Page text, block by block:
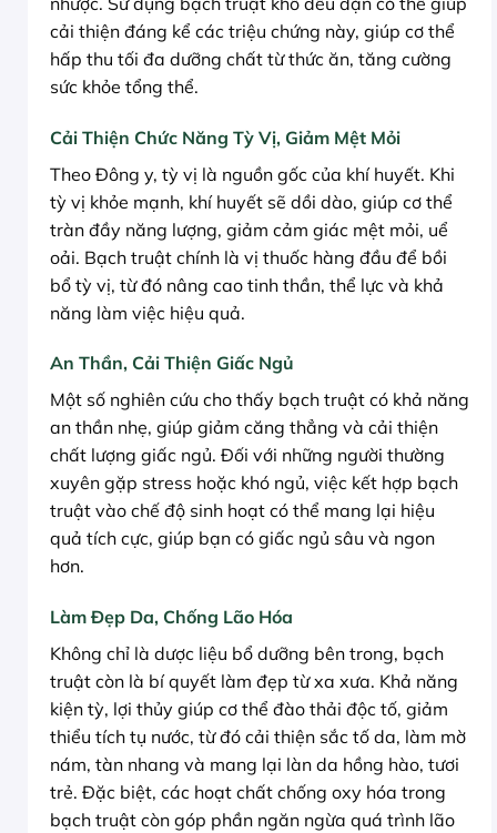
cải thiện đáng kể các triệu chứng này, giúp cơ thể
hấp thu tối đa dưỡng chất từ thức ăn, tăng cường
sức khỏe tổng thể.
Cải Thiện Chức Năng Tỳ Vị, Giảm Mệt Mỏi
Theo Đông y, tỳ vị là nguồn gốc của khí huyết. Khi
tỳ vị khỏe mạnh, khí huyết sẽ dồi dào, giúp cơ thể
tràn đầy năng lượng, giảm cảm giác mệt mỏi, uể
oải. Bạch truật chính là vị thuốc hàng đầu để bồi
bổ tỳ vị, từ đó nâng cao tinh thần, thể lực và khả
năng làm việc hiệu quả.
An Thần, Cải Thiện Giấc Ngủ
Một số nghiên cứu cho thấy bạch truật có khả năng
an thần nhẹ, giúp giảm căng thẳng và cải thiện
chất lượng giấc ngủ. Đối với những người thường
xuyên gặp stress hoặc khó ngủ, việc kết hợp bạch
truật vào chế độ sinh hoạt có thể mang lại hiệu
quả tích cực, giúp bạn có giấc ngủ sâu và ngon
hơn.
Làm Đẹp Da, Chống Lão Hóa
Không chỉ là dược liệu bổ dưỡng bên trong, bạch
truật còn là bí quyết làm đẹp từ xa xưa. Khả năng
kiện tỳ, lợi thủy giúp cơ thể đào thải độc tố, giảm
thiểu tích tụ nước, từ đó cải thiện sắc tố da, làm mờ
nám, tàn nhang và mang lại làn da hồng hào, tươi
trẻ. Đặc biệt, các hoạt chất chống oxy hóa trong
bạch truật còn góp phần ngăn ngừa quá trình lão